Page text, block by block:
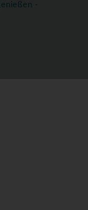
-